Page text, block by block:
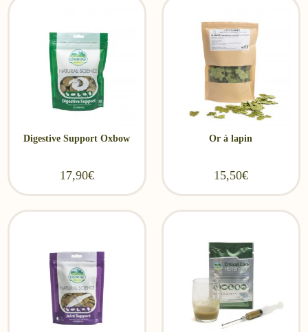
Digestive Support Oxbow
17,90€
Or à lapin
15,50€